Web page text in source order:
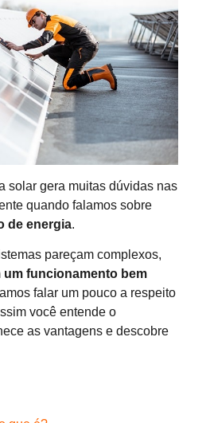
solar gera muitas dúvidas nas
quando falamos sobre
de energia.
pareçam complexos,
um funcionamento bem
falar um pouco a respeito
você entende o
as vantagens e descobre